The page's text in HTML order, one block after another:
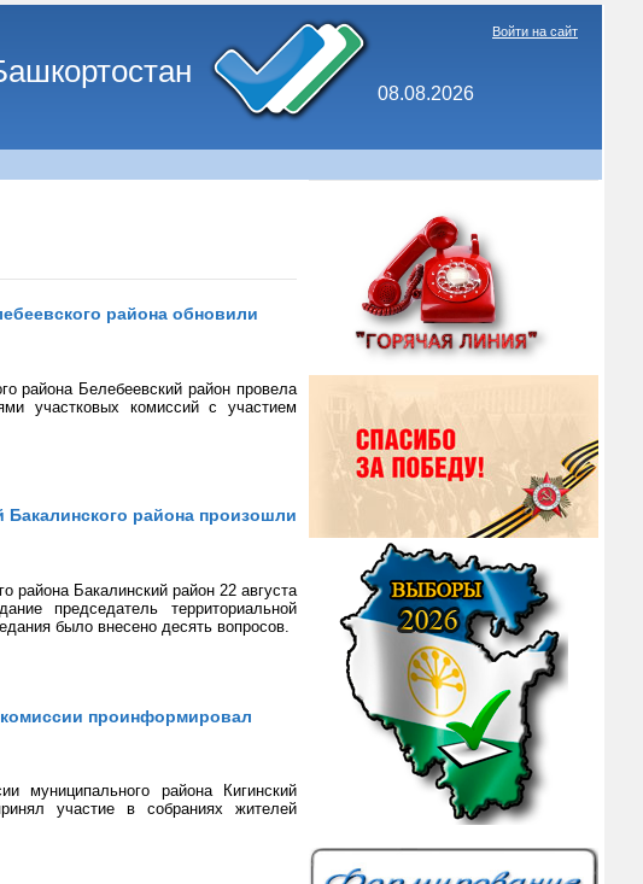
08.08.2026
Войти на сайт
района обновили
района Белебеевский район провела
участковых комиссий с участием
Бакалинского района произошли
района Бакалинский район 22 августа
председатель территориальной
было внесено десять вопросов.
проинформировал
муниципального района Кигинский
участие в собраниях жителей